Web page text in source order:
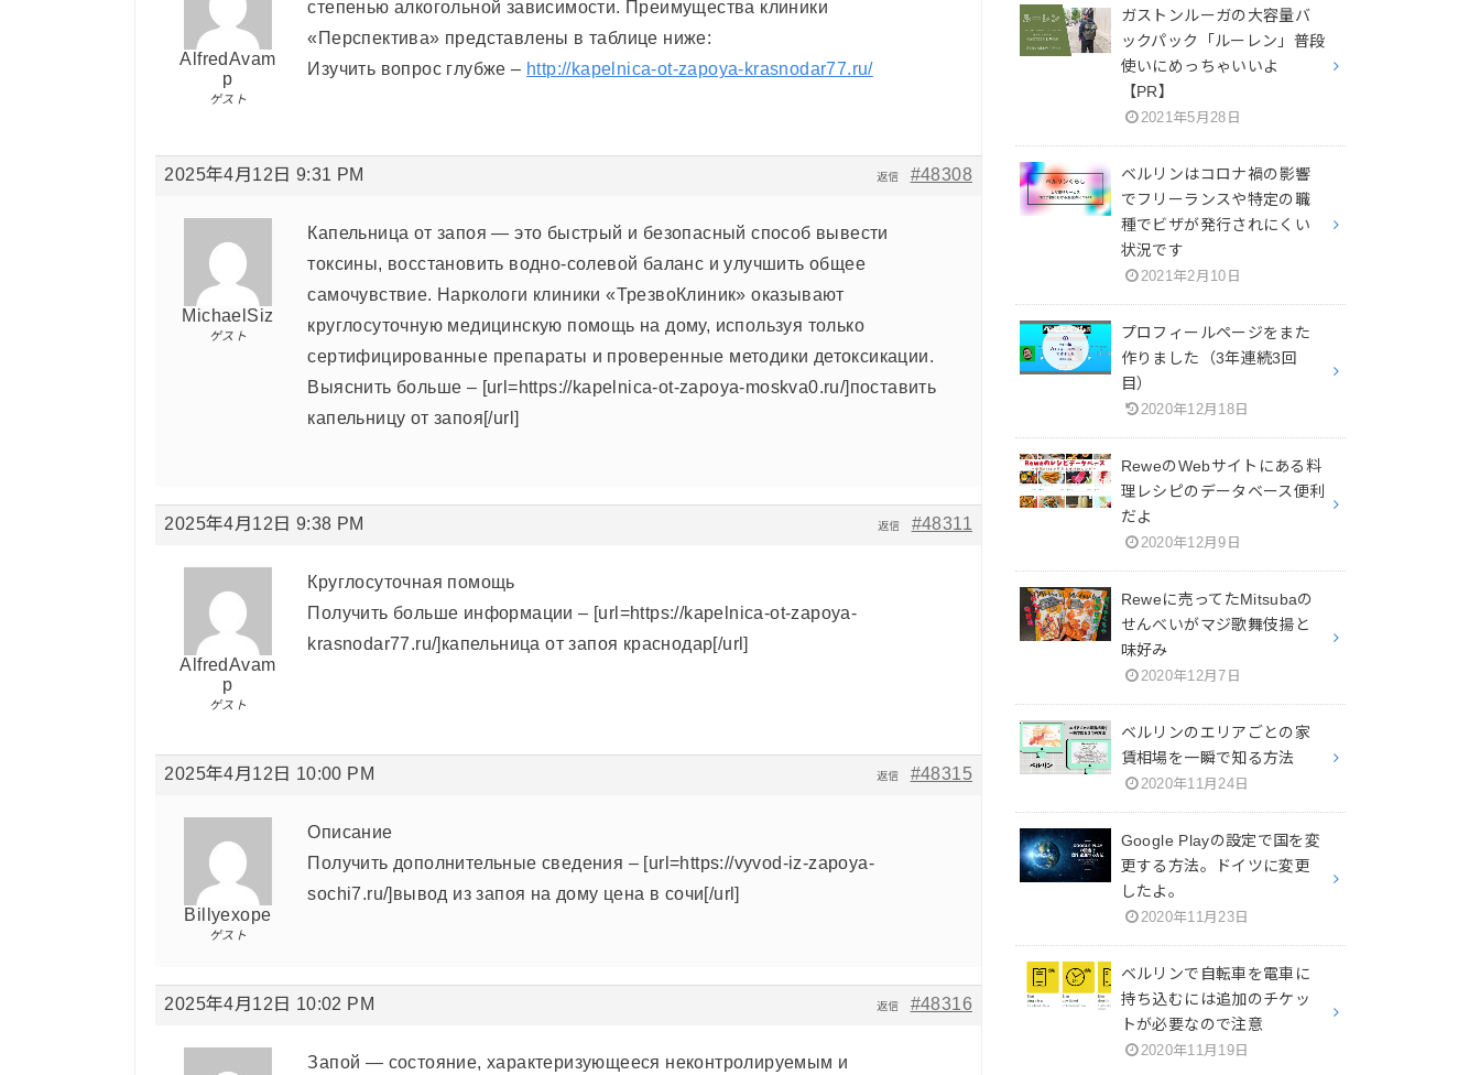
AlfredAvam
p
ゲスト
степенью алкогольной зависимости. Преимущества клиники
«Перспектива» представлены в таблице ниже:
Изучить вопрос глубже – http://kapelnica-ot-zapoya-krasnodar77.ru/
2025年4月12日 9:31 PM #48308
返信
MichaelSiz
ゲスト
Капельница от запоя — это быстрый и безопасный способ вывести
токсины, восстановить водно-солевой баланс и улучшить общее
самочувствие. Наркологи клиники «ТрезвоКлиник» оказывают
круглосуточную медицинскую помощь на дому, используя только
сертифицированные препараты и проверенные методики детоксикации.
Выяснить больше – [url=https://kapelnica-ot-zapoya-moskva0.ru/]поставить
капельницу от запоя[/url]
2025年4月12日 9:38 PM #48311
返信
AlfredAvam
p
ゲスト
Круглосуточная помощь
Получить больше информации – [url=https://kapelnica-ot-zapoya-
krasnodar77.ru/]капельница от запоя краснодар[/url]
2025年4月12日 10:00 PM #48315
返信
Billyexope
ゲスト
Описание
Получить дополнительные сведения – [url=https://vyvod-iz-zapoya-
sochi7.ru/]вывод из запоя на дому цена в сочи[/url]
2025年4月12日 10:02 PM #48316
返信
Запой — состояние, характеризующееся неконтролируемым и
ガストンルーガの大容量バ
ックパック「ルーレン」普段
使いにめっちゃいいよ
【PR】
2021年5月28日
ベルリンはコロナ禍の影響
でフリーランスや特定の職
種でビザが発行されにくい
状況です
2021年2月10日
プロフィールページをまた
作りました（3年連続3回
目）
2020年12月18日
ReweのWebサイトにある料
理レシピのデータベース便利
だよ
2020年12月9日
Reweに売ってたMitsubaの
せんべいがマジ歌舞伎揚と
味好み
2020年12月7日
ベルリンのエリアごとの家
賃相場を一瞬で知る方法
2020年11月24日
Google Playの設定で国を変
更する方法。ドイツに変更
したよ。
2020年11月23日
ベルリンで自転車を電車に
持ち込むには追加のチケッ
トが必要なので注意
2020年11月19日